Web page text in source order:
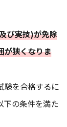
び実技)が免除
が狭くなりま
験を合格するに
下の条件を満た